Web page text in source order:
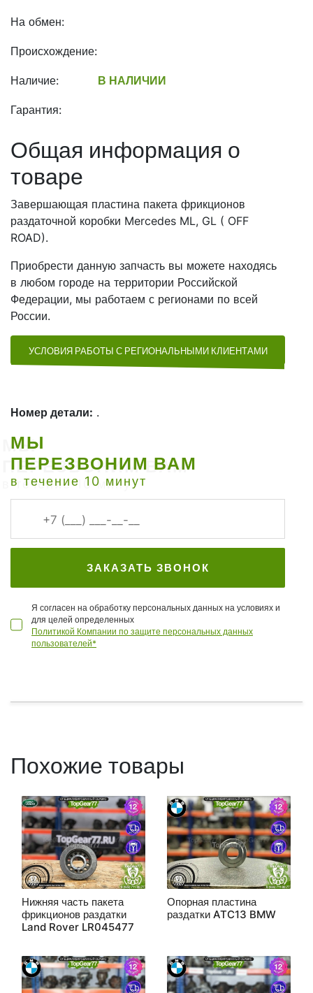
На обмен:
Происхождение:
Наличие: В НАЛИЧИИ
Гарантия:
Общая информация о
товаре
Завершающая пластина пакета фрикционов
раздаточной коробки Mercedes ML, GL ( OFF
ROAD).
Приобрести данную запчасть вы можете находясь
в любом городе на территории Российской
Федерации, мы работаем с регионами по всей
России.
УСЛОВИЯ РАБОТЫ С РЕГИОНАЛЬНЫМИ КЛИЕНТАМИ
Номер детали: .
МЫ
ПЕРЕЗВОНИМ ВАМ
в течение 10 минут
ЗАКАЗАТЬ ЗВОНОК
Я согласен на обработку персональных данных на условиях и
для целей определенных
Политикой Компании по защите персональных данных
пользователей*
Похожие товары
Нижняя часть пакета
фрикционов раздатки
Land Rover LR045477
Опорная пластина
раздатки ATC13 BMW